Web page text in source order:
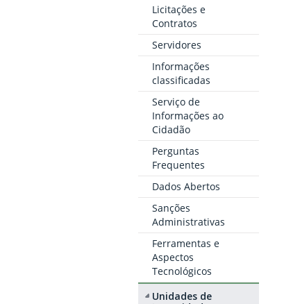
Licitações e
Contratos
Servidores
Informações
classificadas
Serviço de
Informações ao
Cidadão
Perguntas
Frequentes
Dados Abertos
Sanções
Administrativas
Ferramentas e
Aspectos
Tecnológicos
Unidades de